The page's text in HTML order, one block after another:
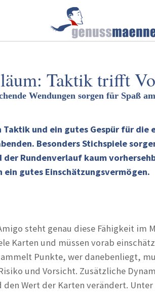
Taktik trifft
Wendungen sorgen für Spaß
und ein gutes Gespür für
Besonders Stichspiele
Rundenverlauf kaum
ein gutes Einschätzungsvermögen.
steht genau diese Fähigkeit
Karten und müssen vorab
Punkte, wer danebenliegt,
und Vorsicht. Zusätzliche
Wert der Karten verändert.